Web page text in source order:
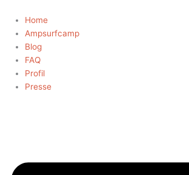
Inhalt
springen
Home
Ampsurfcamp
Blog
FAQ
Profil
Presse